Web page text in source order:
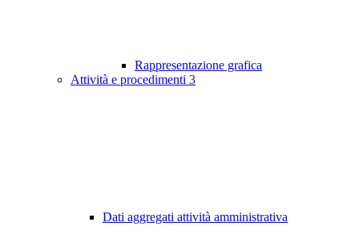
Rappresentazione grafica
Attività e procedimenti 3
Dati aggregati attività amministrativa